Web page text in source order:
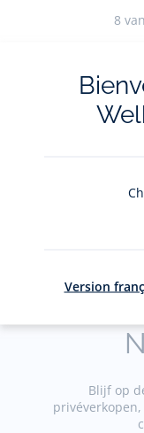
Reserveren
8
luistert
Blijf op
Version